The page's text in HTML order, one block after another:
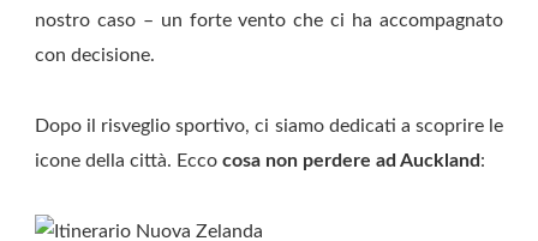
nostro caso – un forte vento che ci ha accompagnato
con decisione.
Dopo il risveglio sportivo, ci siamo dedicati a scoprire le
icone della città. Ecco cosa non perdere ad Auckland: